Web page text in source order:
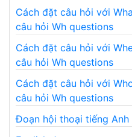
Cách đặt câu hỏi với
câu hỏi Wh questions
Cách đặt câu hỏi với
câu hỏi Wh questions
Cách đặt câu hỏi với
câu hỏi Wh questions
Đoạn hội thoại tiếng Anh